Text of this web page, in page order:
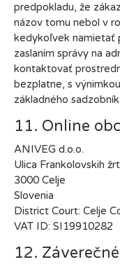
predpokladu, že
názov tomu nebol v
kedykoľvek namietať
zaslaním správy na
kontaktovať
bezplatne, s
základného
11. Online
ANIVEG d.o.o.
Ulica Frankolovskih
3000 Celje
Slovenia
District Court: Celje
VAT ID: SI19910282
12.